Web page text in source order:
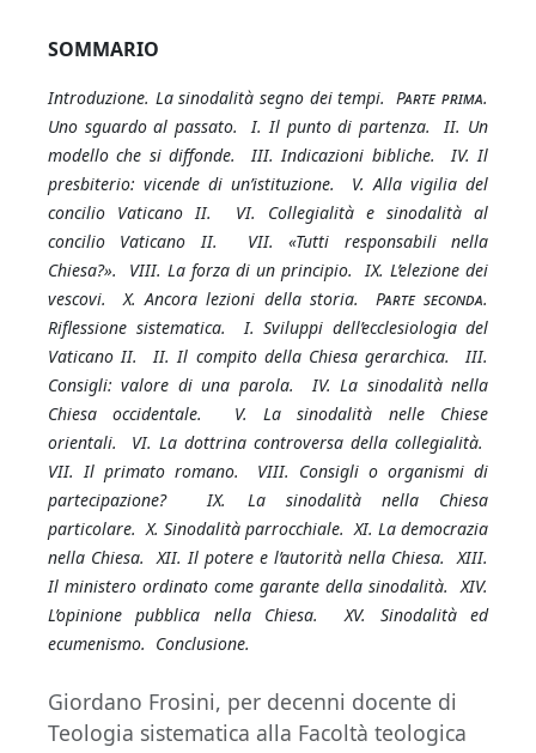
SOMMARIO
Introduzione. La sinodalità segno dei tempi.Parte prima.
Uno sguardo al passato. I. Il punto di partenza. II. Un
modello che si diffonde. III. Indicazioni bibliche. IV. Il
presbiterio: vicende di un’istituzione. V. Alla vigilia del
concilio Vaticano II. VI. Collegialità e sinodalità al
concilio Vaticano II. VII. «Tutti responsabili nella
Chiesa?». VIII. La forza di un principio. IX. L’elezione dei
vescovi. X. Ancora lezioni della storia. Parte seconda.
Riflessione sistematica. I. Sviluppi dell’ecclesiologia del
Vaticano II. II. Il compito della Chiesa gerarchica. III.
Consigli: valore di una parola. IV. La sinodalità nella
Chiesa occidentale. V. La sinodalità nelle Chiese
orientali. VI. La dottrina controversa della collegialità.
VII. Il primato romano. VIII. Consigli o organismi di
partecipazione? IX. La sinodalità nella Chiesa
particolare. X. Sinodalità parrocchiale. XI. La democrazia
nella Chiesa. XII. Il potere e l’autorità nella Chiesa. XIII.
Il ministero ordinato come garante della sinodalità. XIV.
L’opinione pubblica nella Chiesa. XV. Sinodalità ed
ecumenismo. Conclusione.
Giordano Frosini, per decenni docente di
Teologia sistematica alla Facoltà teologica